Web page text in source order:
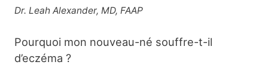
Dr. Leah Alexander, MD, FAAP
Pourquoi mon nouveau-né souffre-t-il
d’eczéma ?